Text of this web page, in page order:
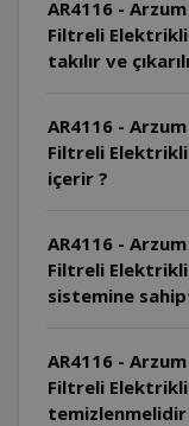
AR4116 -
Filtreli Elektrikli
takılır ve
AR4116 -
Filtreli
içerir ?
AR4116 -
Filtreli
sistemine
AR4116 -
Filtreli
temizlenmelidir